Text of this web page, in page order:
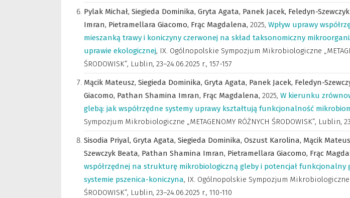
Pylak Michał, Siegieda Dominika, Gryta Agata, Panek Jacek, Feledyn-
Imran, Pietramellara Giacomo, Frąc Magdalena, 2025, Wpływ uprawy
mieszanką trawy i koniczyny czerwonej na skład taksonomiczny
uprawie ekologicznej, IX. Ogólnopolskie Sympozjum Mikrobiologiczne
ŚRODOWISK”, Lublin, 23–24.06.2025 r., 157-157
Mącik Mateusz, Siegieda Dominika, Gryta Agata, Panek Jacek, Feledyn-
Giacomo, Pathan Shamina Imran, Frąc Magdalena, 2025, W kierunku
glebą: jak współrzędne systemy uprawy kształtują funkcjonalność
Sympozjum Mikrobiologiczne „METAGENOMY RÓŻNYCH ŚRODOWISK”, Lublin,
Sisodia Priyal, Gryta Agata, Siegieda Dominika, Oszust Karolina, Mącik
Szewczyk Beata, Pathan Shamina Imran, Pietramellara Giacomo, Frąc
współrzędnej na strukturę mikrobiologiczną gleby i potencjał funkcjonalny
systemie pszenica-koniczyna, IX. Ogólnopolskie Sympozjum Mikrobiologiczne
ŚRODOWISK”, Lublin, 23–24.06.2025 r., 110-110